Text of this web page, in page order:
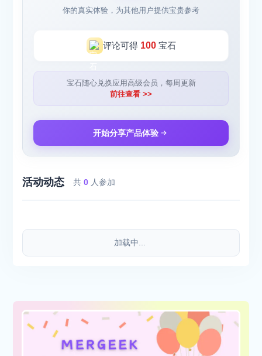
你的真实体验，为其他用户提供宝贵参考
评论可得 100宝石
宝石随心兑换应用高级会员，每周更新
前往查看 >>
开始分享产品体验
活动动态 共0 人参加
加载中...